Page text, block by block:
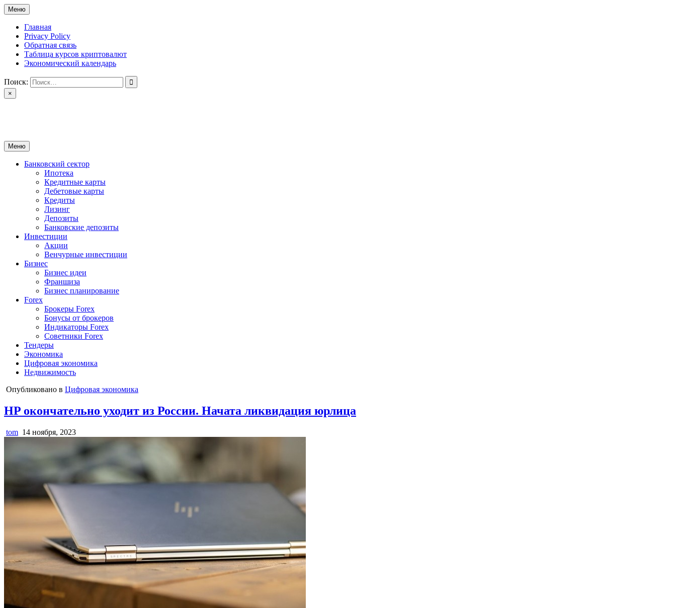
Перейти
к
содержимому
Меню
Главная
Privacy Policy
Обратная связь
Таблица курсов криптовалют
Экономический календарь
Поиск:
×
Меню
Банковский сектор
Ипотека
Кредитные карты
Дебетовые карты
Кредиты
Лизинг
Депозиты
Банковские депозиты
Инвестиции
Акции
Венчурные инвестиции
Бизнес
Бизнес идеи
Франшиза
Бизнес планирование
Forex
Брокеры Forex
Бонусы от брокеров
Индикаторы Forex
Советники Forex
Тендеры
Экономика
Цифровая экономика
Недвижимость
Опубликовано в Цифровая экономика
HP окончательно уходит из России. Начата ликвидация юрлица
tom 14 ноября, 2023